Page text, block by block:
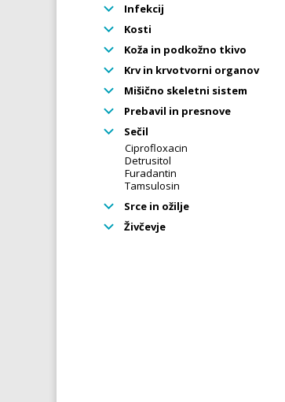
Infekcij
Kosti
Koža in podkožno tkivo
Krv in krvotvorni organov
Mišično skeletni sistem
Prebavil in presnove
Sečil
Ciprofloxacin
Detrusitol
Furadantin
Tamsulosin
Srce in ožilje
Živčevje